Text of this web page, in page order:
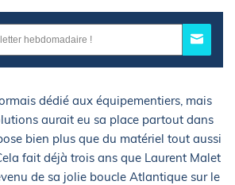
dédié aux équipementiers, mais
aurait eu sa place partout dans
bien plus que du matériel tout aussi
fait déjà trois ans que Laurent Malet
de sa jolie boucle Atlantique sur le